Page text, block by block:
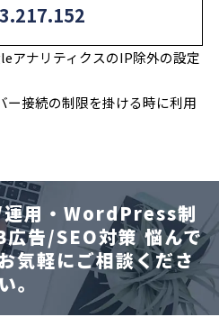
アナリティクスのIP除外の設定
接続の制限を掛ける時に利用
運用・WordPress制
広告/SEO対策悩んで
気軽にご相談くださ
い。